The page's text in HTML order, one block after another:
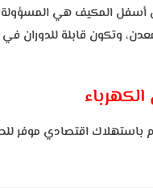
أسفل المكيف هي
وتكون قابلة
اقتصادي موفر